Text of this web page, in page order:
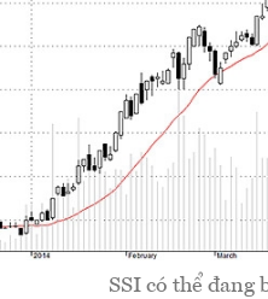
SSI có thể đang